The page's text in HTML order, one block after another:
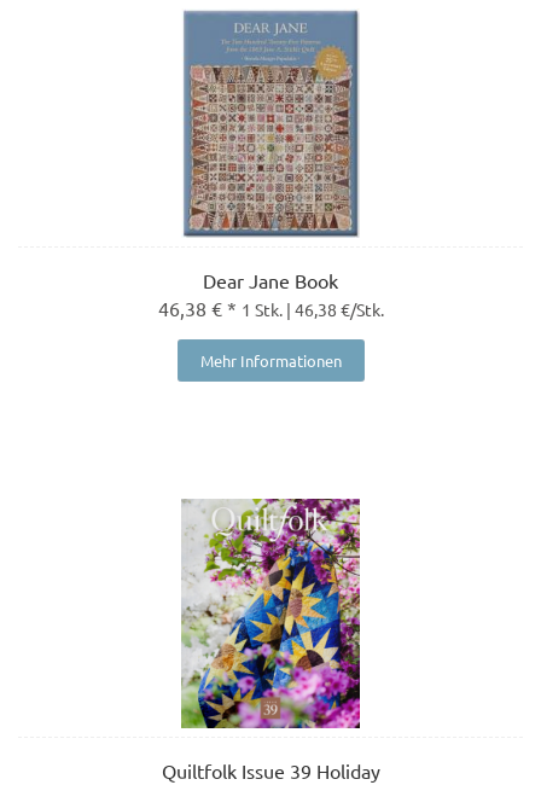
Dear Jane Book
46,38 € * 1 Stk. | 46,38 €/Stk.
Mehr Informationen
Quiltfolk Issue 39 Holiday